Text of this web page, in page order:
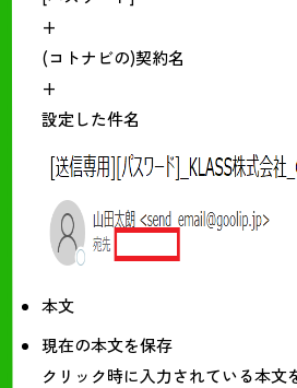
+
(コトナビの)契約名
+
設定した件名
本文
現在の本文を保存
クリック時に入力されている本文